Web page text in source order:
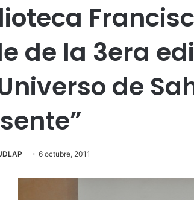
de la 3era
de
6 octubre, 2011